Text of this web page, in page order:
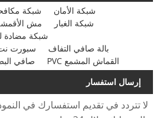
شبكة الظل شبكة مكافحة الطيور
القماش المشمع PE
مش الأقمشة
شراع الظل
شبك سلامة الحطام
سبورت نت
مكافحة حائل نت
صافي البضائع
استفسارك في النموذج أدناه. سوف نقوم